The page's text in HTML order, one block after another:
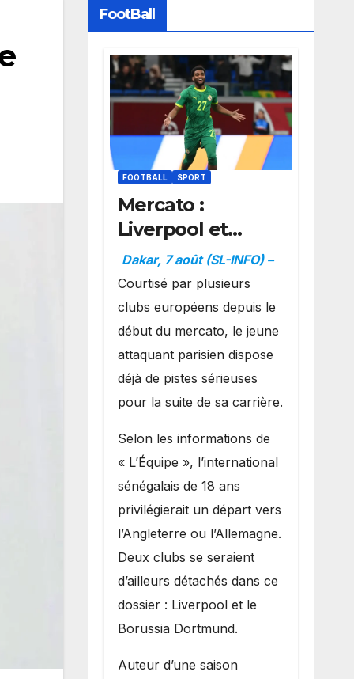
FootBall
FOOTBALL SPORT
Mercato :
Liverpool et
Dortmund se
positionnent en
favoris pour
recruter Ibrahim
Mbaye
Dakar, 7 août (SL-INFO) –
Courtisé par plusieurs
clubs européens depuis le
début du mercato, le jeune
attaquant parisien dispose
déjà de pistes sérieuses
pour la suite de sa carrière.
Selon les informations de
« L’Équipe », l’international
sénégalais de 18 ans
privilégierait un départ vers
l’Angleterre ou l’Allemagne.
Deux clubs se seraient
d’ailleurs détachés dans ce
dossier : Liverpool et le
Borussia Dortmund.
Auteur d’une saison